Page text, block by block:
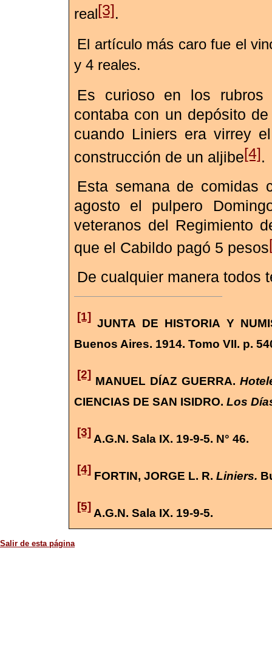
real[3].
El artículo más caro fue el
y 4 reales.
Es curioso en los
contaba con un depósito
cuando Liniers era virrey
construcción de un aljibe[4].
Esta semana de comidas
agosto el pulpero
veteranos del Regimiento
que el Cabildo pagó 5 pesos
De cualquier manera todos
[1]
JUNTA DE HISTORIA Y
Buenos Aires. 1914. Tomo VII. p.
[2]
MANUEL DÍAZ GUERRA.
CIENCIAS DE SAN ISIDRO. Los
[3]
A.G.N. Sala IX. 19-9-5. N° 46.
[4]
FORTIN, JORGE L. R. Liniers.
[5]
A.G.N. Sala IX. 19-9-5.
Salir de esta página